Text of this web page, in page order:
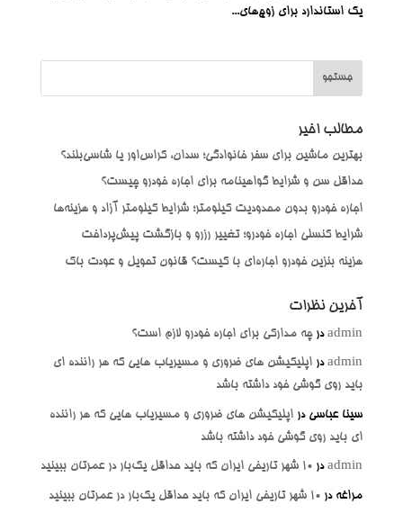
یک استاندارد برای زوج‌های...
جستجو
مطالب اخیر
بهترین ماشین برای سفر خانوادگی؛ سدان، کراس‌اور یا شاسی‌بلند؟
حداقل سن و شرایط گواهینامه برای اجاره خودرو چیست؟
اجاره خودرو بدون محدودیت کیلومتر؛ شرایط کیلومتر آزاد و هزینه‌ها
شرایط کنسلی اجاره خودرو؛ تغییر رزرو و بازگشت پیش‌پرداخت
هزینه بنزین خودرو اجاره‌ای با کیست؟ قانون تحویل و عودت باک
آخرین نظرات
adminدرچه مدارکی برای اجاره خودرو لازم است؟
adminدر اپلیکیشن های ضروری و مسیریاب هایی که هر راننده ای
باید روی گوشی خود داشته باشد
سینا عباسی در اپلیکیشن های ضروری و مسیریاب هایی که هر راننده
ای باید روی گوشی خود داشته باشد
adminدر ۱۰ شهر تاریخی ایران که باید حداقل یک‌بار در عمرتان ببینید
مراغه در ۱۰ شهر تاریخی ایران که باید حداقل یک‌بار در عمرتان ببینید